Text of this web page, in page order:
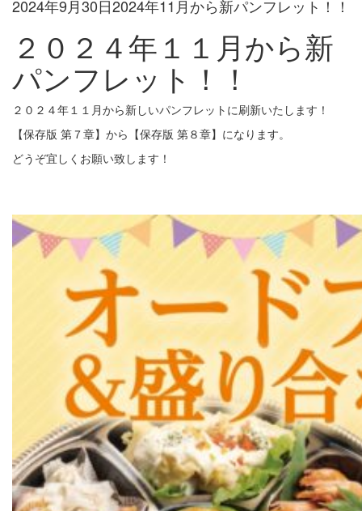
2024年9月30日2024年11月から新パンフレット！！
２０２４年１１月から新
パンフレット！！
２０２４年１１月から新しいパンフレットに刷新いたします！
【保存版 第７章】から【保存版 第８章】になります。
どうぞ宜しくお願い致します！